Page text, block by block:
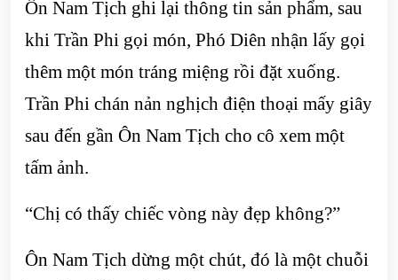
Ôn Nam Tịch ghi lại thông tin sản phẩm, sau
khi Trần Phi gọi món, Phó Diên nhận lấy gọi
thêm một món tráng miệng rồi đặt xuống.
Trần Phi chán nản nghịch điện thoại mấy giây
sau đến gần Ôn Nam Tịch cho cô xem một
tấm ảnh.
“Chị có thấy chiếc vòng này đẹp không?”
Ôn Nam Tịch dừng một chút, đó là một chuỗi